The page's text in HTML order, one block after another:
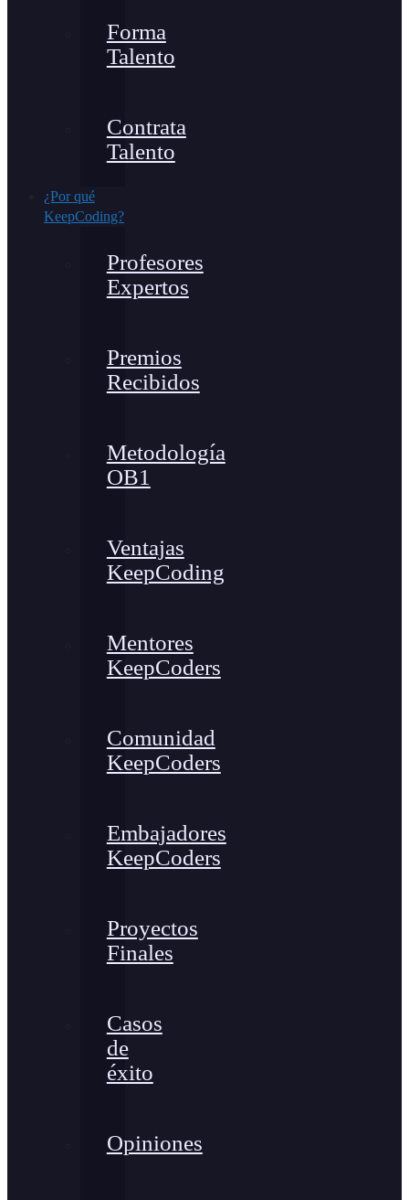
Forma
Talento
Contrata
Talento
¿Por qué
KeepCoding?
Profesores
Expertos
Premios
Recibidos
Metodología
OB1
Ventajas
KeepCoding
Mentores
KeepCoders
Comunidad
KeepCoders
Embajadores
KeepCoders
Proyectos
Finales
Casos
de
éxito
Opiniones